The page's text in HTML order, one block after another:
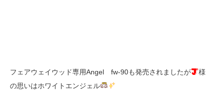
フェアウェイウッド専用Angel fw-90も発売されましたが
様
の思いはホワイトエンジェル